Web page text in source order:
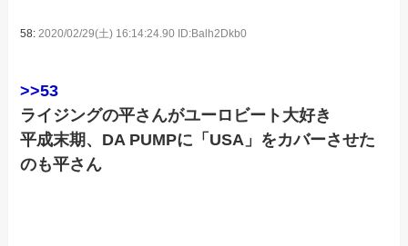
58:2020/02/29(土) 16:14:24.90 ID:Balh2Dkb0
>>53
ライジングの平さんがユーロビート大好き
平成末期、DA PUMPに「USA」をカバーさせた
のも平さん